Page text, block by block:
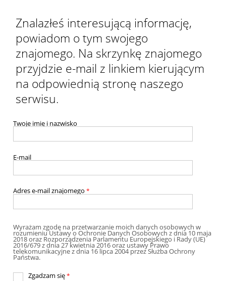
Znalazłeś interesującą informację,
powiadom o tym swojego
znajomego. Na skrzynkę znajomego
przyjdzie e-mail z linkiem kierującym
na odpowiednią stronę naszego
serwisu.
Twoje imię i nazwisko
E-mail
Adres e-mail znajomego *
Wyrażam zgodę na przetwarzanie moich danych osobowych w
rozumieniu Ustawy o Ochronie Danych Osobowych z dnia 10 maja
2018 oraz Rozporządzenia Parlamentu Europejskiego i Rady (UE)
2016/679 z dnia 27 kwietnia 2016 oraz ustawy Prawo
telekomunikacyjne z dnia 16 lipca 2004 przez Służba Ochrony
Państwa.
Zgadzam się *